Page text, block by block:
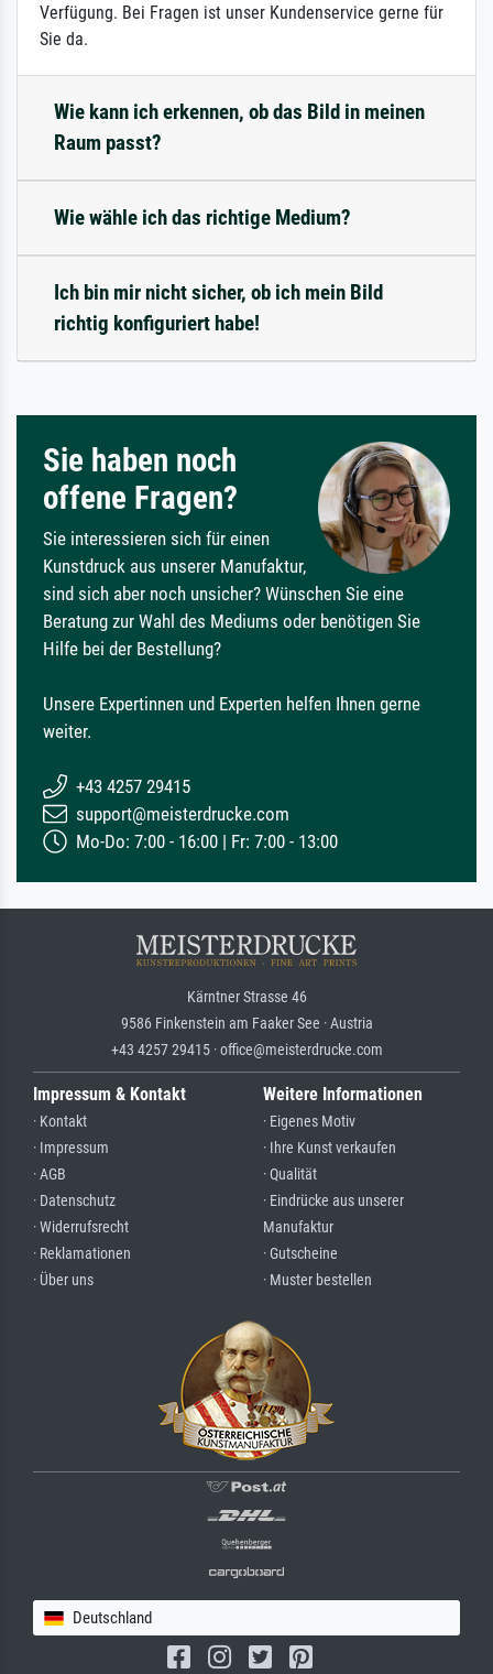
Verfügung. Bei Fragen ist unser Kundenservice gerne für
Sie da.
Wie kann ich erkennen, ob das Bild in meinen
Raum passt?
Wie wähle ich das richtige Medium?
Ich bin mir nicht sicher, ob ich mein Bild
richtig konfiguriert habe!
Sie haben noch
offene Fragen?
Sie interessieren sich für einen
Kunstdruck aus unserer Manufaktur,
sind sich aber noch unsicher? Wünschen Sie eine
Beratung zur Wahl des Mediums oder benötigen Sie
Hilfe bei der Bestellung?
Unsere Expertinnen und Experten helfen Ihnen gerne
weiter.
+43 4257 29415
support@meisterdrucke.com
Mo-Do: 7:00 - 16:00 | Fr: 7:00 - 13:00
Kärntner Strasse 46
9586 Finkenstein am Faaker See · Austria
+43 4257 29415 · office@meisterdrucke.com
Impressum & Kontakt
· Kontakt
· Impressum
· AGB
· Datenschutz
· Widerrufsrecht
· Reklamationen
· Über uns
Weitere Informationen
· Eigenes Motiv
· Ihre Kunst verkaufen
· Qualität
· Eindrücke aus unserer
Manufaktur
· Gutscheine
· Muster bestellen
Deutschland